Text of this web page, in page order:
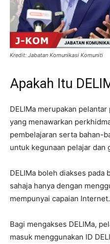
Kredit: Jabatan Komunikasi Komuniti
Apakah Itu
DELIMa merupakan
yang menawarkan
pembelajaran serta bahan-
untuk kegunaan pelajar dan
DELIMa boleh diakses pada
sahaja hanya dengan
mempunyai capaian Internet.
Bagi mengakses DELIMa,
masuk menggunakan ID